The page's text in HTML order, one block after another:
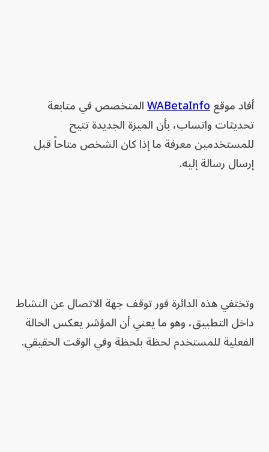
أفاد موقعWABetaInfoالمتخصص في متابعة
تحديثات واتساب، بأن الميزة الجديدة تتيح
للمستخدمين معرفة ما إذا كان الشخص متاحاً قبل
إرسال رسالة إليه.
وتختفي هذه الدائرة فور توقف جهة الاتصال عن النشاط
داخل التطبيق، وهو ما يعني أن المؤشر يعكس الحالة
الفعلية للمستخدم لحظة بلحظة وفي الوقت الحقيقي.